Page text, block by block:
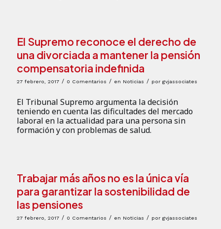
El Supremo reconoce el derecho de
una divorciada a mantener la pensión
compensatoria indefinida
27 febrero, 2017 / 0 Comentarios / en Noticias / por gvjassociates
El Tribunal Supremo argumenta la decisión
teniendo en cuenta las dificultades del mercado
laboral en la actualidad para una persona sin
formación y con problemas de salud.
Trabajar más años no es la única vía
para garantizar la sostenibilidad de
las pensiones
27 febrero, 2017 / 0 Comentarios / en Noticias / por gvjassociates